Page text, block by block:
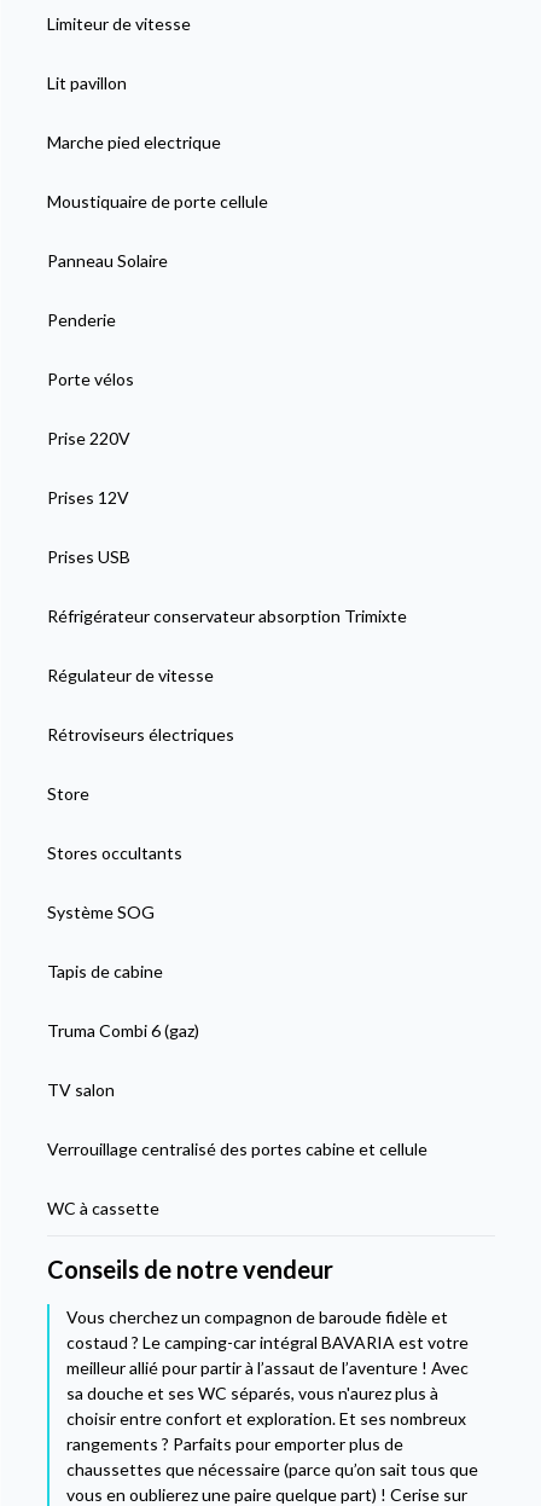
Limiteur de vitesse
Lit pavillon
Marche pied electrique
Moustiquaire de porte cellule
Panneau Solaire
Penderie
Porte vélos
Prise 220V
Prises 12V
Prises USB
Réfrigérateur conservateur absorption Trimixte
Régulateur de vitesse
Rétroviseurs électriques
Store
Stores occultants
Système SOG
Tapis de cabine
Truma Combi 6 (gaz)
TV salon
Verrouillage centralisé des portes cabine et cellule
WC à cassette
Conseils de notre vendeur
Vous cherchez un compagnon de baroude fidèle et
costaud ? Le camping-car intégral BAVARIA est votre
meilleur allié pour partir à l’assaut de l’aventure ! Avec
sa douche et ses WC séparés, vous n'aurez plus à
choisir entre confort et exploration. Et ses nombreux
rangements ? Parfaits pour emporter plus de
chaussettes que nécessaire (parce qu’on sait tous que
vous en oublierez une paire quelque part) ! Cerise sur